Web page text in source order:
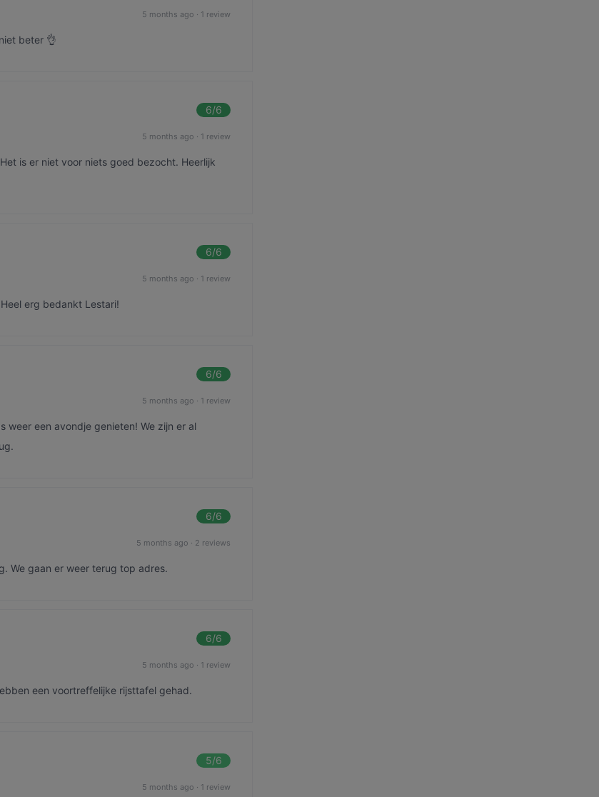
5 months ago · 1 review
beter 👌
6/6
5 months ago · 1 review
is er niet voor niets goed bezocht. Heerlijk
6/6
5 months ago · 1 review
erg bedankt Lestari!
6/6
5 months ago · 1 review
een avondje genieten! We zijn er al
6/6
5 months ago · 2 reviews
We gaan er weer terug top adres.
6/6
5 months ago · 1 review
een voortreffelijke rijsttafel gehad.
5/6
5 months ago · 1 review